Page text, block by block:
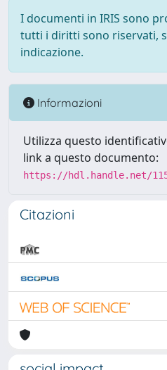
I documenti in IRIS sono
tutti i diritti sono riservati,
indicazione.
Informazioni
Utilizza questo
link a questo documento:
https://hdl.handle.net/
Citazioni